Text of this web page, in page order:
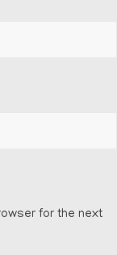
for the next